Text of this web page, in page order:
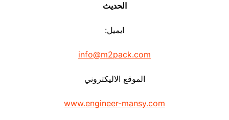
الحديث
ايميل:
info@m2pack.com
الموقع الاليكتروني
www.engineer-mansy.com